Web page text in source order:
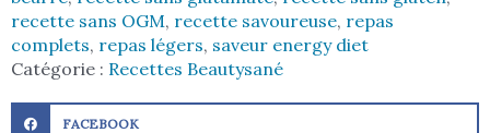
recette sans OGM, recette savoureuse, repas
complets, repas légers, saveur energy diet
Catégorie : Recettes Beautysané
FACEBOOK